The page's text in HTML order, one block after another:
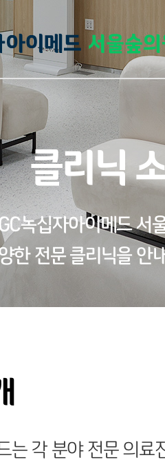
클리닉
녹십자아이메드 서
한 전문 클리닉을 안
는 각 분야 전문 의료